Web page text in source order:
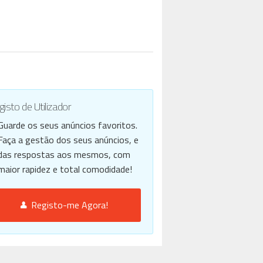
de Utilizador
os seus anúncios favoritos.
a gestão dos seus anúncios, e
respostas aos mesmos, com
rapidez e total comodidade!
Registo-me Agora!